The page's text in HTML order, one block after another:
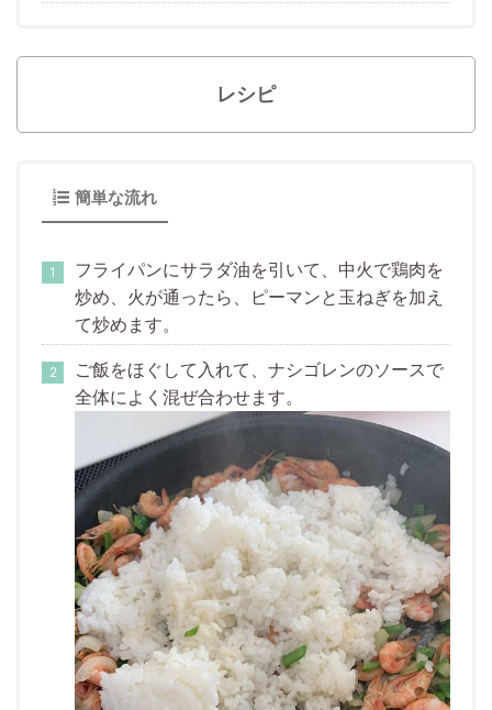
レシピ
簡単な流れ
フライパンにサラダ油を引いて、中火で鶏肉を
炒め、火が通ったら、ピーマンと玉ねぎを加え
て炒めます。
ご飯をほぐして入れて、ナシゴレンのソースで
全体によく混ぜ合わせます。